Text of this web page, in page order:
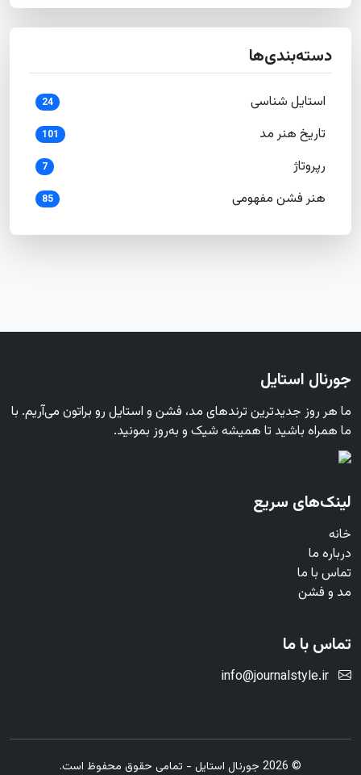
دسته‌بندی‌ها
استایل شناسی 24
تاریخ هنر مد 101
رپروتاژ 7
هنر فشن مفهومی 85
جورنال استایل
ما هر روز جدیدترین ترندهای مد، فشن و استایل رو براتون می‌آریم. با
ما همراه باشید تا همیشه شیک و به‌روز بمونید.
لینک‌های سریع
خانه
درباره ما
تماس با ما
مد و فشن
تماس با ما
info@journalstyle.ir
© 2026 جورنال استایل - تمامی حقوق محفوظ است.